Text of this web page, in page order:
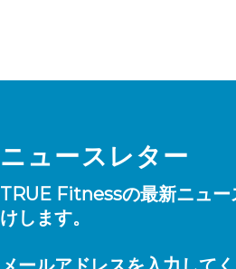
ニュースレター
TRUE Fitnessの最新ニュー
けします。